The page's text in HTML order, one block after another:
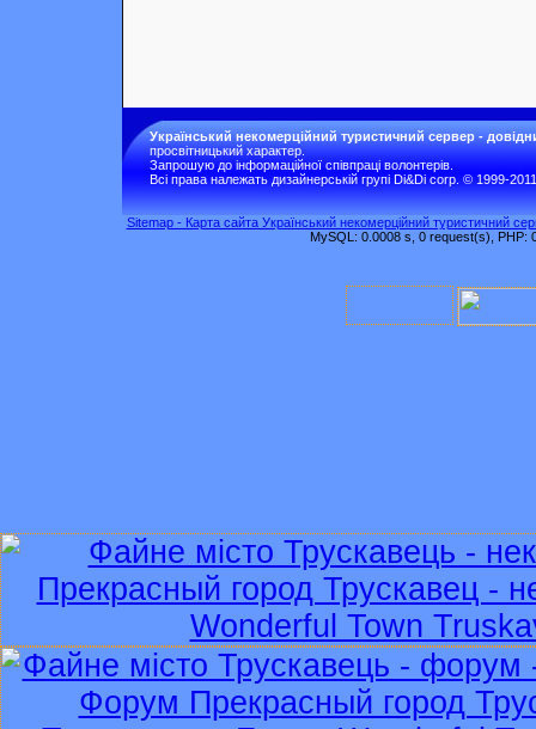
Український некомерційний туристичний сервер -
просвітницький характер.
Запрошую до інформаційної співпраці волонтерів.
Всі права належать дизайнерській групі Di&Di corp. © 1999-2011
Sitemap - Карта сайта Український некомерційний туристичний
MySQL: 0.0008 s, 0 request(s), PHP: